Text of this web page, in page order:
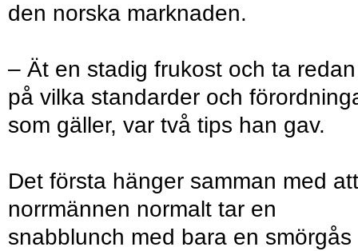
den norska marknaden.
– Ät en stadig frukost och ta redan
på vilka standarder och
som gäller, var två tips han gav.
Det första hänger samman med att
norrmännen normalt tar en
snabblunch med bara en smörgås